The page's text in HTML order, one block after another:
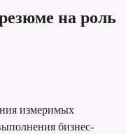
на роль
измеримых
бизнес-